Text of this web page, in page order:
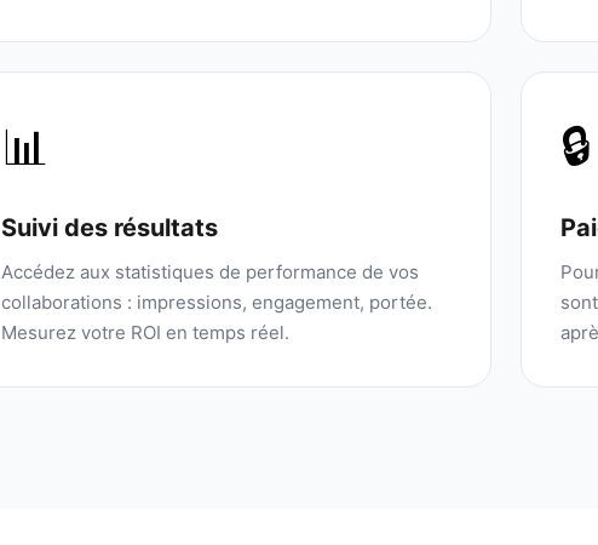
📊
Suivi des résultats
Accédez aux statistiques de performance de vos
collaborations : impressions, engagement, portée.
Mesurez votre ROI en temps réel.
🔒